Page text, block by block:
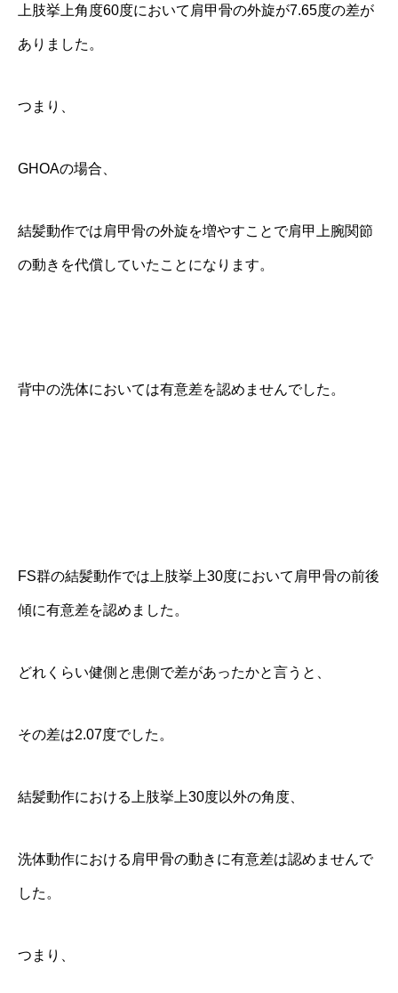
上肢挙上角度60度において肩甲骨の外旋が7.65度の差が
ありました。
つまり、
GHOAの場合、
結髪動作では肩甲骨の外旋を増やすことで肩甲上腕関節
の動きを代償していたことになります。
背中の洗体においては有意差を認めませんでした。
FS群の結髪動作では上肢挙上30度において肩甲骨の前後
傾に有意差を認めました。
どれくらい健側と患側で差があったかと言うと、
その差は2.07度でした。
結髪動作における上肢挙上30度以外の角度、
洗体動作における肩甲骨の動きに有意差は認めませんで
した。
つまり、